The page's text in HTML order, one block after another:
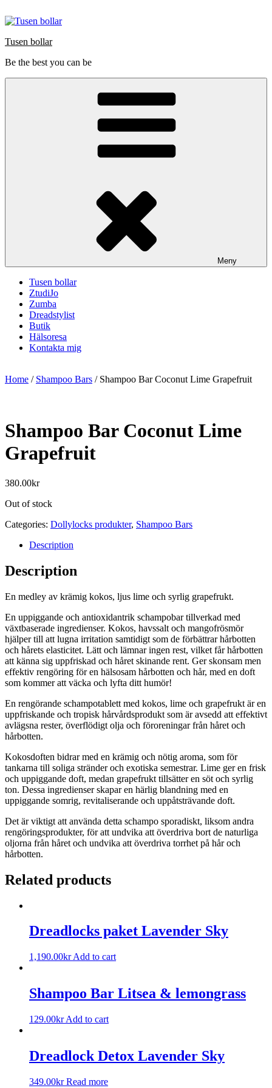
till
Tusen bollar
Be the best you can be
Meny
Tusen bollar
ZtudiJo
Zumba
Dreadstylist
Butik
Hälsoresa
Kontakta mig
Home / Shampoo Bars / Shampoo Bar Coconut Lime Grapefruit
Shampoo Bar Coconut Lime
Grapefruit
380.00kr
Out of stock
Categories: Dollylocks produkter, Shampoo Bars
Description
Description
En medley av krämig kokos, ljus lime och syrlig grapefrukt.
En uppiggande och antioxidantrik schampobar tillverkad med
växtbaserade ingredienser. Kokos, havssalt och mangofrösmör
hjälper till att lugna irritation samtidigt som de förbättrar hårbotten
och hårets elasticitet. Lätt och lämnar ingen rest, vilket får hårbotten
att känna sig uppfriskad och håret skinande rent. Ger skonsam men
effektiv rengöring för en hälsosam hårbotten och hår, med en doft
som kommer att väcka och lyfta ditt humör!
En rengörande schampotablett med kokos, lime och grapefrukt är en
uppfriskande och tropisk hårvårdsprodukt som är avsedd att effektivt
avlägsna rester, överflödigt olja och föroreningar från håret och
hårbotten.
Kokosdoften bidrar med en krämig och nötig aroma, som för
tankarna till soliga stränder och exotiska semestrar. Lime ger en frisk
och uppiggande doft, medan grapefrukt tillsätter en söt och syrlig
ton. Dessa ingredienser skapar en härlig blandning med en
uppiggande somrig, revitaliserande och uppåtsträvande doft.
Det är viktigt att använda detta schampo sporadiskt, liksom andra
rengöringsprodukter, för att undvika att överdriva bort de naturliga
oljorna från håret och undvika att överdriva torrhet på hår och
hårbotten.
Related products
Dreadlocks paket Lavender Sky
1,190.00kr Add to cart
Shampoo Bar Litsea & lemongrass
129.00kr Add to cart
Dreadlock Detox Lavender Sky
349.00kr Read more